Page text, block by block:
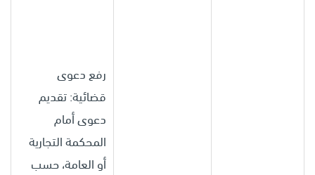
رفع دعوى
قضائية: تقديم
دعوى أمام
المحكمة التجارية
أو العامة، حسب